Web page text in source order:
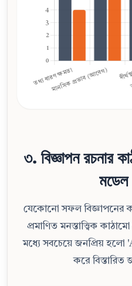
৩. বিজ্ঞাপন রচনার
মডেল
যেকোনো সফল বিজ্ঞাপনের
প্রমাণিত মনস্তাত্ত্বিক
মধ্যে সবচেয়ে জনপ্রিয় হলো
করে বিস্তারিত